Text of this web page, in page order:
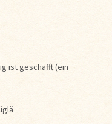
ist geschafft (ein